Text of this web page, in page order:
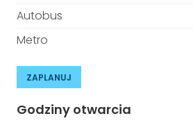
Autobus
Metro
ZAPLANUJ
Godziny otwarcia